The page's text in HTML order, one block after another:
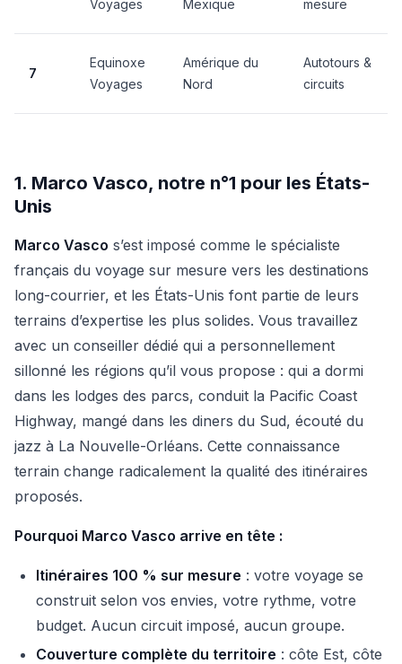
Voyages Mexique mesure
7
Equinoxe
Voyages
Amérique du
Nord
Autotours &
circuits
1. Marco Vasco, notre n°1 pour les États-
Unis
Marco Vasco s’est imposé comme le spécialiste
français du voyage sur mesure vers les destinations
long-courrier, et les États-Unis font partie de leurs
terrains d’expertise les plus solides. Vous travaillez
avec un conseiller dédié qui a personnellement
sillonné les régions qu’il vous propose : qui a dormi
dans les lodges des parcs, conduit la Pacific Coast
Highway, mangé dans les diners du Sud, écouté du
jazz à La Nouvelle-Orléans. Cette connaissance
terrain change radicalement la qualité des itinéraires
proposés.
Pourquoi Marco Vasco arrive en tête :
Itinéraires 100 % sur mesure : votre voyage se
construit selon vos envies, votre rythme, votre
budget. Aucun circuit imposé, aucun groupe.
Couverture complète du territoire : côte Est, côte